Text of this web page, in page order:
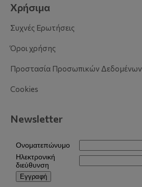
Χρήσιμα
Συχνές Ερωτήσεις
Όροι χρήσης
Προστασία Προσωπικών Δεδομένων
Cookies
Newsletter